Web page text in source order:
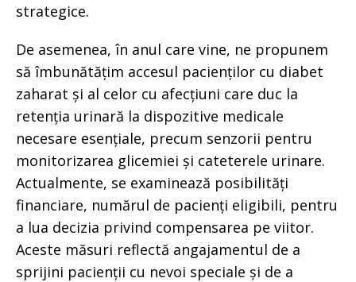
strategice.
De asemenea, în anul care vine, ne propunem
să îmbunătățim accesul pacienților cu diabet
zaharat și al celor cu afecțiuni care duc la
retenția urinară la dispozitive medicale
necesare esențiale, precum senzorii pentru
monitorizarea glicemiei și cateterele urinare.
Actualmente, se examinează posibilități
financiare, numărul de pacienți eligibili, pentru
a lua decizia privind compensarea pe viitor.
Aceste măsuri reflectă angajamentul de a
sprijini pacienții cu nevoi speciale și de a